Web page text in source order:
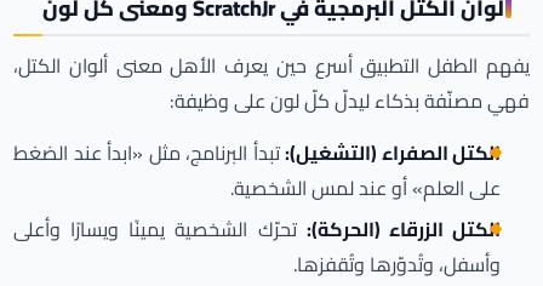
يفهم الطفل التطبيق أسرع حين يعرف الأهل معنى ألوان الكتل،
فهي مصنّفة بذكاء ليدلّ كلّ لون على وظيفة:
الكتل الصفراء (التشغيل):تبدأ البرنامج، مثل «ابدأ عند الضغط
على العلم» أو عند لمس الشخصية.
الكتل الزرقاء (الحركة): تحرّك الشخصية يمينًا ويسارًا وأعلى
وأسفل، وتُدوّرها وتُقفزها.